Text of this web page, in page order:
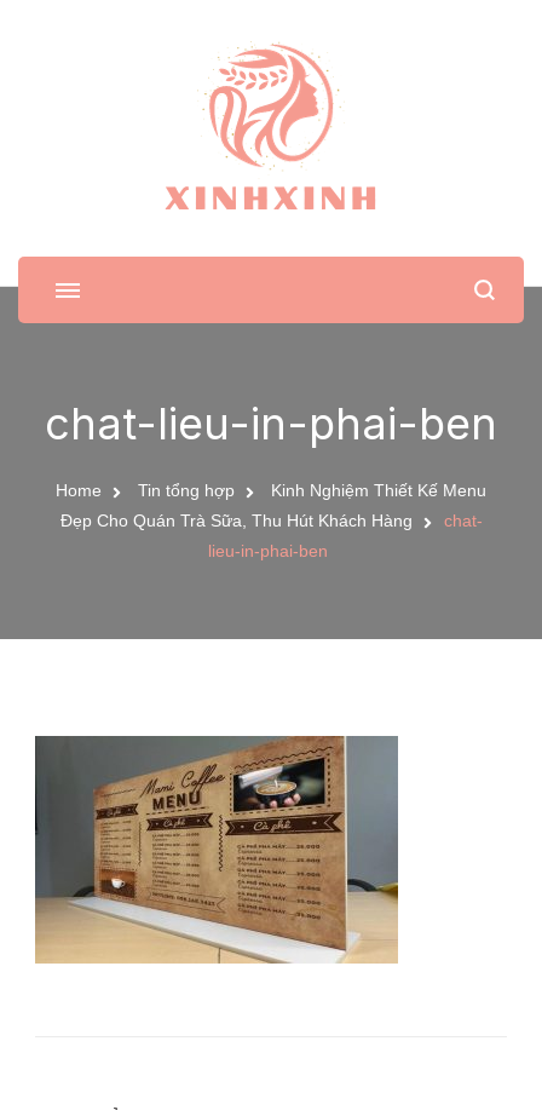
XinhXinh
Trang tin tức cho phái đẹp
chat-lieu-in-phai-ben
Home Tin tổng hợp
Kinh Nghiệm Thiết Kế Menu
Đẹp Cho Quán Trà Sữa, Thu Hút Khách Hàng
chat-
lieu-in-phai-ben